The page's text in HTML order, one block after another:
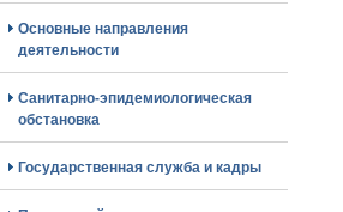
Основные направления
деятельности
Санитарно-эпидемиологическая
обстановка
Государственная служба и кадры